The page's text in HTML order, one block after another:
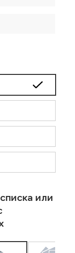
или